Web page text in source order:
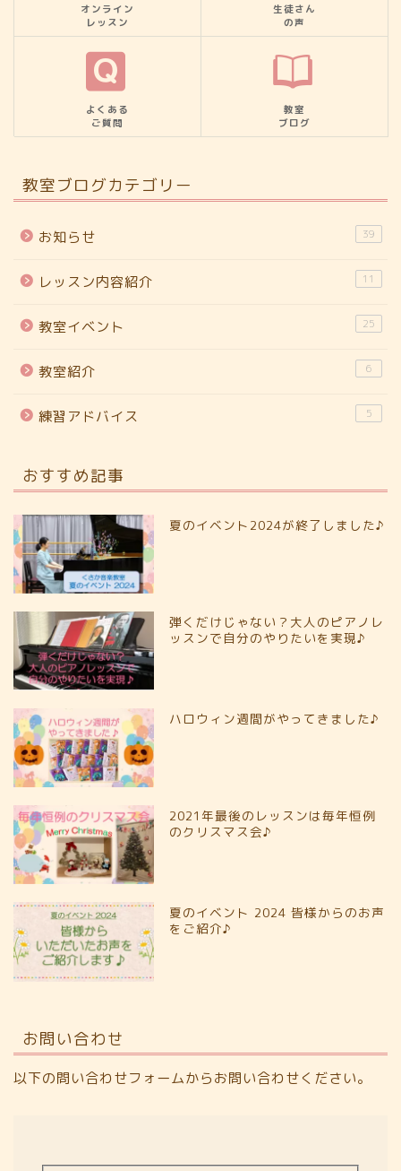
オンライン
レッスン
生徒さん
の声
よくある
ご質問
教室
ブログ
教室ブログカテゴリー
お知らせ 39
レッスン内容紹介 11
教室イベント 25
教室紹介 6
練習アドバイス 5
おすすめ記事
夏のイベント2024が終了しました♪
弾くだけじゃない？大人のピアノレ
ッスンで自分のやりたいを実現♪
ハロウィン週間がやってきました♪
2021年最後のレッスンは毎年恒例
のクリスマス会♪
夏のイベント 2024 皆様からのお声
をご紹介♪
お問い合わせ
以下の問い合わせフォームからお問い合わせください。